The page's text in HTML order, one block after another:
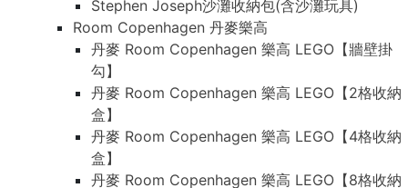
Stephen Joseph沙灘收納包(含沙灘玩具)
Room Copenhagen 丹麥樂高
丹麥 Room Copenhagen 樂高 LEGO【牆壁掛
勾】
丹麥 Room Copenhagen 樂高 LEGO【2格收納
盒】
丹麥 Room Copenhagen 樂高 LEGO【4格收納
盒】
丹麥 Room Copenhagen 樂高 LEGO【8格收納